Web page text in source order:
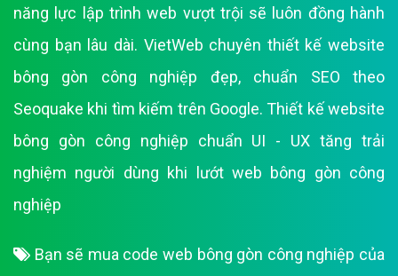
năng lực lập trình web vượt trội sẽ luôn đồng hành
cùng bạn lâu dài. VietWeb chuyên thiết kế website
bông gòn công nghiệp đẹp, chuẩn SEO theo
Seoquake khi tìm kiếm trên Google. Thiết kế website
bông gòn công nghiệp chuẩn UI - UX tăng trải
nghiệm người dùng khi lướt web bông gòn công
nghiệp
Bạn sẽ mua code web bông gòn công nghiệp của